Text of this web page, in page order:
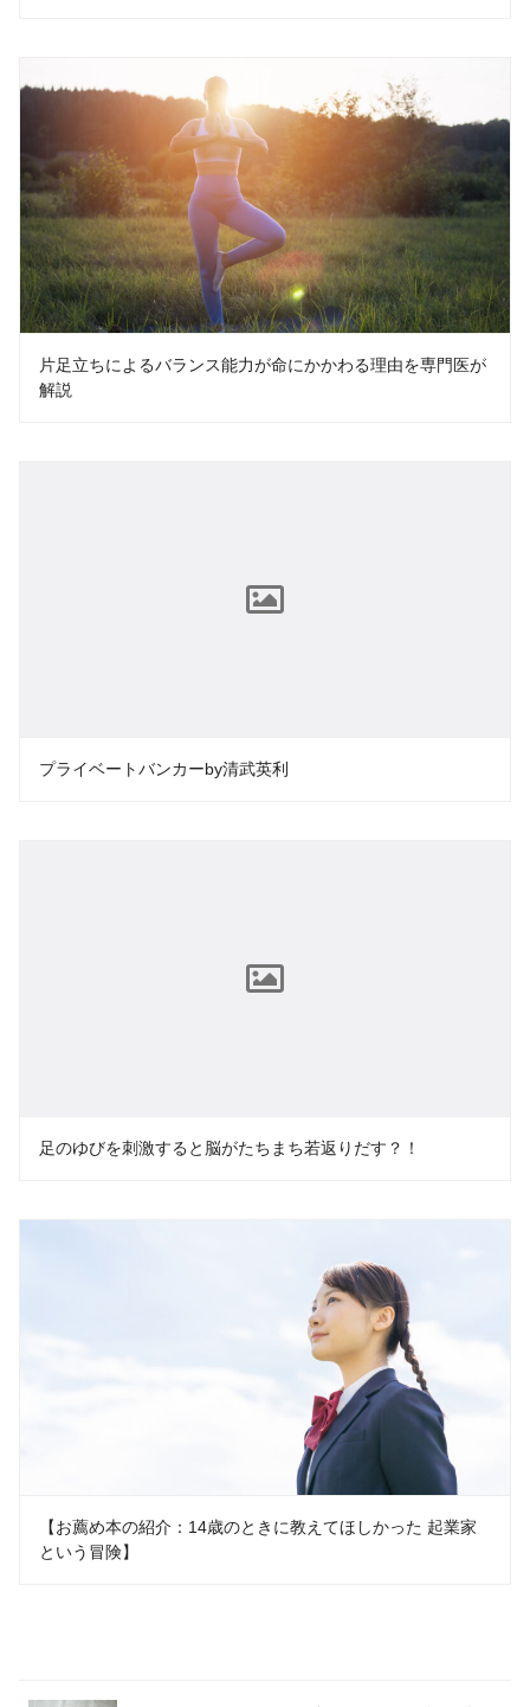
片足立ちによるバランス能力が命にかかわる理由を専門医が
解説
プライベートバンカーby清武英利
足のゆびを刺激すると脳がたちまち若返りだす？！
【お薦め本の紹介：14歳のときに教えてほしかった 起業家
という冒険】